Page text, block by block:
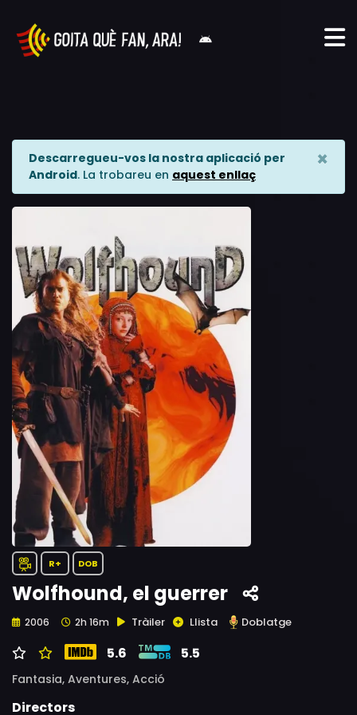
Descarregueu-vos la nostra aplicació per
Android. La trobareu en aquest enllaç
×
R+ DOB
Wolfhound, el guerrer
2006 2h 16m Tràiler Llista Doblatge
5.6 5.5
Fantasia, Aventures, Acció
Directors